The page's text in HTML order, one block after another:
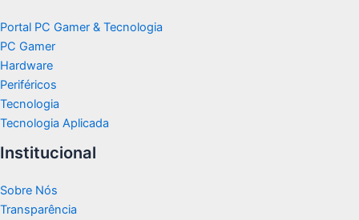
Portal PC Gamer & Tecnologia
PC Gamer
Hardware
Periféricos
Tecnologia
Tecnologia Aplicada
Institucional
Sobre Nós
Transparência